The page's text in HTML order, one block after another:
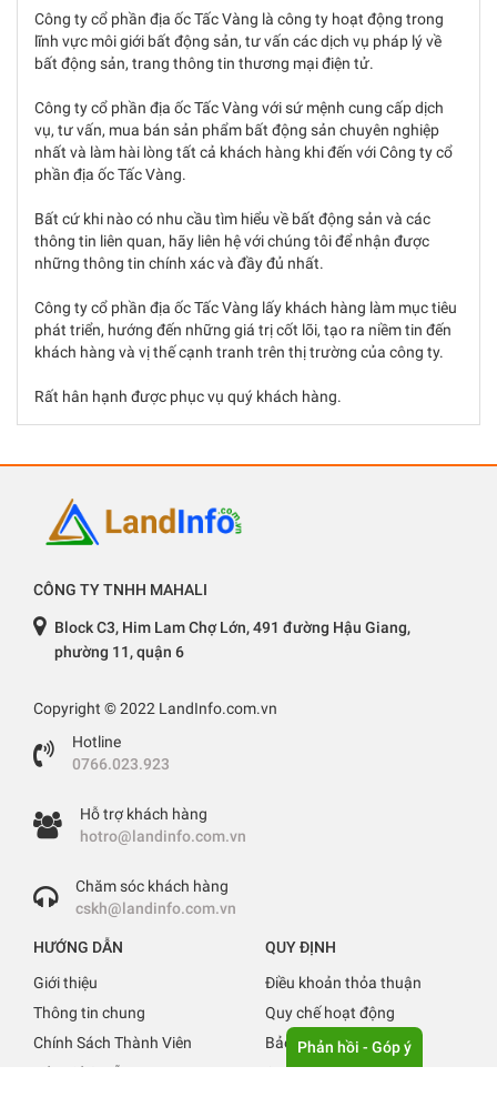
Công ty cổ phần địa ốc Tấc Vàng là công ty hoạt động trong
lĩnh vực môi giới bất động sản, tư vấn các dịch vụ pháp lý về
bất động sản, trang thông tin thương mại điện tử.
Công ty cổ phần địa ốc Tấc Vàng với sứ mệnh cung cấp dịch
vụ, tư vấn, mua bán sản phẩm bất động sản chuyên nghiệp
nhất và làm hài lòng tất cả khách hàng khi đến với Công ty cổ
phần địa ốc Tấc Vàng.
Bất cứ khi nào có nhu cầu tìm hiểu về bất động sản và các
thông tin liên quan, hãy liên hệ với chúng tôi để nhận được
những thông tin chính xác và đầy đủ nhất.
Công ty cổ phần địa ốc Tấc Vàng lấy khách hàng làm mục tiêu
phát triển, hướng đến những giá trị cốt lõi, tạo ra niềm tin đến
khách hàng và vị thế cạnh tranh trên thị trường của công ty.
Rất hân hạnh được phục vụ quý khách hàng.
CÔNG TY TNHH MAHALI
Block C3, Him Lam Chợ Lớn, 491 đường Hậu Giang,
phường 11, quận 6
Copyright © 2022 LandInfo.com.vn
Hotline
0766.023.923
Hỗ trợ khách hàng
hotro@landinfo.com.vn
Chăm sóc khách hàng
cskh@landinfo.com.vn
HƯỚNG DẪN
Giới thiệu
Thông tin chung
Chính Sách Thành Viên
Báo giá & Hỗ trợ
QUY ĐỊNH
Điều khoản thỏa thuận
Quy chế hoạt động
Bảo mật thông tin
Quy định đăng tin
Phản hồi - Góp ý